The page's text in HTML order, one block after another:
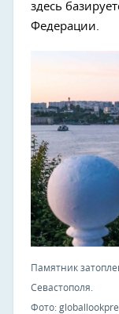
здесь
Федерации.
Памятник
Севастополя.
Фото: